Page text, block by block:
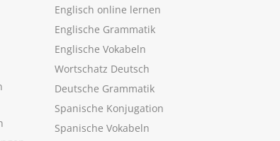
Englisch online lernen
Englische Grammatik
Englische Vokabeln
Wortschatz Deutsch
Deutsche Grammatik
Spanische Konjugation
Spanische Vokabeln